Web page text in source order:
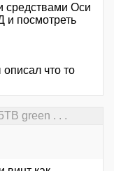
средствами Оси
и посмотреть
что то
green . . .